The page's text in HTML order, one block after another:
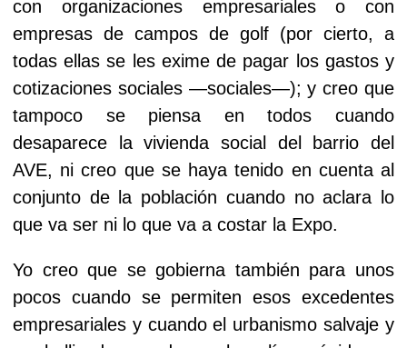
con organizaciones empresariales o con
empresas de campos de golf (por cierto, a
todas ellas se les exime de pagar los gastos y
cotizaciones sociales —sociales—); y creo que
tampoco se piensa en todos cuando
desaparece la vivienda social del barrio del
AVE, ni creo que se haya tenido en cuenta al
conjunto de la población cuando no aclara lo
que va ser ni lo que va a costar la Expo.
Yo creo que se gobierna también para unos
pocos cuando se permiten esos excedentes
empresariales y cuando el urbanismo salvaje y